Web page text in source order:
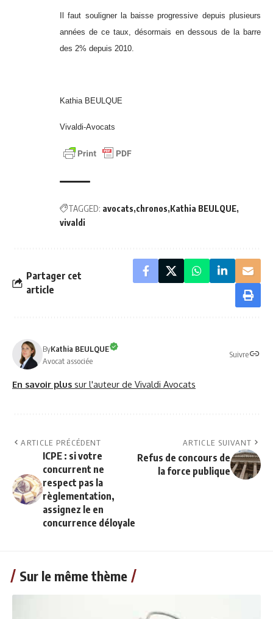
Il faut souligner la baisse progressive depuis plusieurs
années de ce taux, désormais en dessous de la barre
des 2% depuis 2010.
Kathia BEULQUE
Vivaldi-Avocats
TAGGED: avocats chronos Kathia BEULQUE
vivaldi
Partager cet
article
ByKathia BEULQUE
Avocat associée
Suivre
En savoir plus sur l'auteur de Vivaldi Avocats
ARTICLE PRÉCÉDENT
ICPE : si votre
concurrent ne
respect pas la
règlementation,
assignez le en
concurrence déloyale
ARTICLE SUIVANT
Refus de concours de
la force publique
Sur le même thème